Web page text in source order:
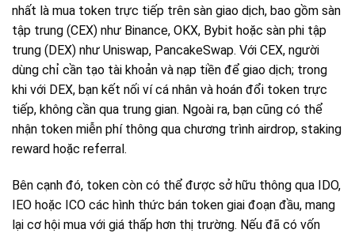
nhất là mua token trực tiếp trên sàn giao dịch, bao gồm sàn
tập trung (CEX) như Binance, OKX, Bybit hoặc sàn phi tập
trung (DEX) như Uniswap, PancakeSwap. Với CEX, người
dùng chỉ cần tạo tài khoản và nạp tiền để giao dịch; trong
khi với DEX, bạn kết nối ví cá nhân và hoán đổi token trực
tiếp, không cần qua trung gian. Ngoài ra, bạn cũng có thể
nhận token miễn phí thông qua chương trình airdrop, staking
reward hoặc referral.
Bên cạnh đó, token còn có thể được sở hữu thông qua IDO,
IEO hoặc ICO các hình thức bán token giai đoạn đầu, mang
lại cơ hội mua với giá thấp hơn thị trường. Nếu đã có vốn